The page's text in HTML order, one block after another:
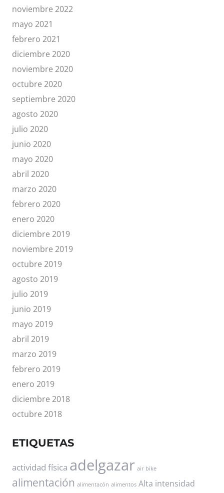
noviembre 2022
mayo 2021
febrero 2021
diciembre 2020
noviembre 2020
octubre 2020
septiembre 2020
agosto 2020
julio 2020
junio 2020
mayo 2020
abril 2020
marzo 2020
febrero 2020
enero 2020
diciembre 2019
noviembre 2019
octubre 2019
agosto 2019
julio 2019
junio 2019
mayo 2019
abril 2019
marzo 2019
febrero 2019
enero 2019
diciembre 2018
octubre 2018
ETIQUETAS
actividad física adelgazar air bike
alimentación alimentacón alimentos Alta intensidad